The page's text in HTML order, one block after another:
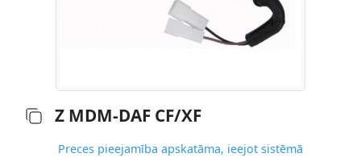
Z MDM-DAF CF/XF
Preces pieejamība apskatāma, ieejot sistēmā